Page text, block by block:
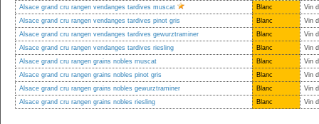
Alsace grand cru rangen vendanges tardives muscat
Blanc
Vin
Alsace grand cru rangen vendanges tardives pinot gris
Blanc
Vin
Alsace grand cru rangen vendanges tardives gewurztraminer
Blanc
Vin
Alsace grand cru rangen vendanges tardives riesling
Blanc
Vin
Alsace grand cru rangen grains nobles muscat
Blanc
Vin
Alsace grand cru rangen grains nobles pinot gris
Blanc
Vin
Alsace grand cru rangen grains nobles gewurztraminer
Blanc
Vin
Alsace grand cru rangen grains nobles riesling
Blanc Vin